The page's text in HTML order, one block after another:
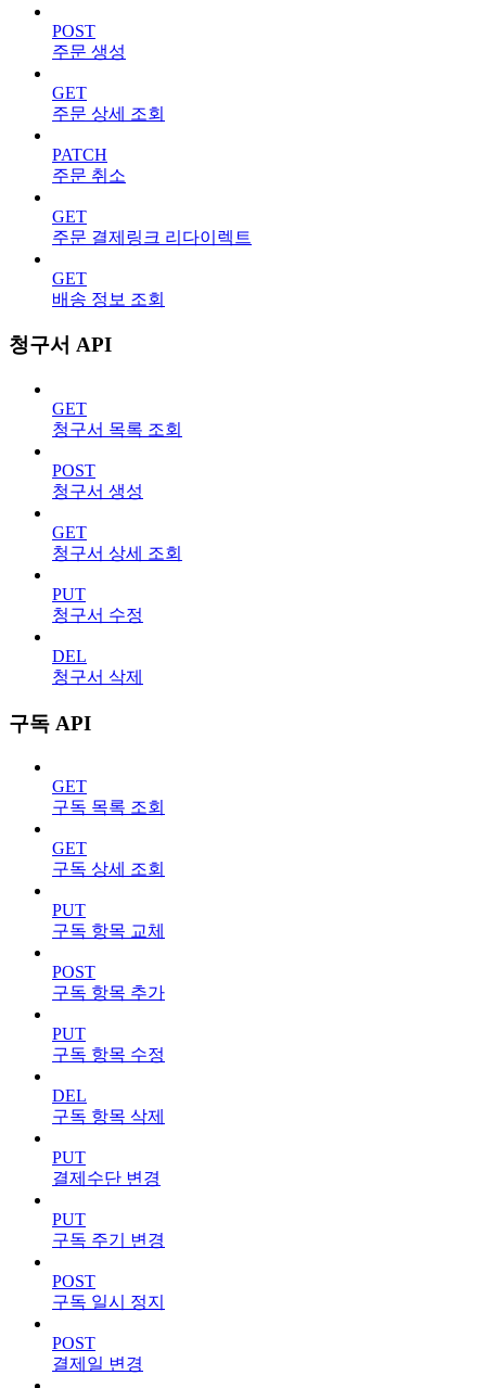
POST
주문 생성
GET
주문 상세 조회
PATCH
주문 취소
GET
주문 결제링크 리다이렉트
GET
배송 정보 조회
청구서 API
GET
청구서 목록 조회
POST
청구서 생성
GET
청구서 상세 조회
PUT
청구서 수정
DEL
청구서 삭제
구독 API
GET
구독 목록 조회
GET
구독 상세 조회
PUT
구독 항목 교체
POST
구독 항목 추가
PUT
구독 항목 수정
DEL
구독 항목 삭제
PUT
결제수단 변경
PUT
구독 주기 변경
POST
구독 일시 정지
POST
결제일 변경